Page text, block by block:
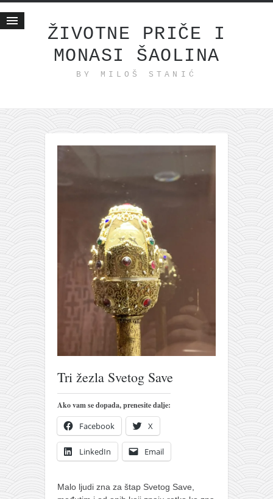
ŽIVOTNE PRIČE I
MONASI ŠAOLINA
BY MILOŠ STANIĆ
Životne priče
internet poslovanje
ishranom do zdravlja
moj haiku
momenti i mesta
bonus sadržaj
Svetlopis
duhovni otac
zabranjena istorija
porodične priče
umesto tvitera
kalendar srpski
azbuki i knjige
Okinava karate
najnovije na blogu
moje beleške
Tri žezla Svetog Save
Ako vam se dopada, prenesite dalje:
Facebook X
LinkedIn Email
Malo ljudi zna za štap Svetog Save,